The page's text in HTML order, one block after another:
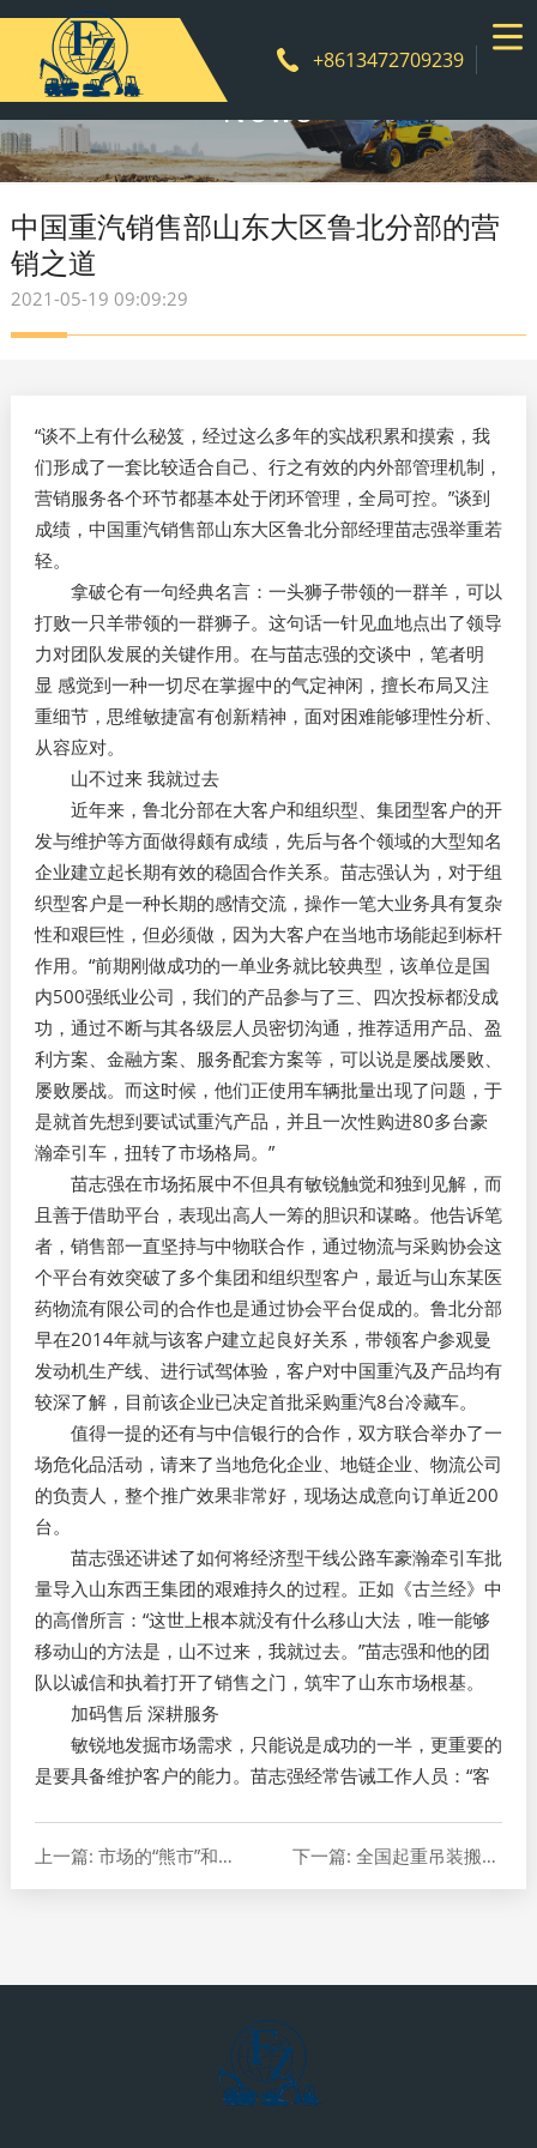
+8613472709239
News
中国重汽销售部山东大区鲁北分部的营
销之道
2021-05-19 09:09:29
“谈不上有什么秘笈，经过这么多年的实战积累和摸索，我
们形成了一套比较适合自己、行之有效的内外部管理机制，
营销服务各个环节都基本处于闭环管理，全局可控。”谈到
成绩，中国重汽销售部山东大区鲁北分部经理苗志强举重若
轻。
拿破仑有一句经典名言：一头狮子带领的一群羊，可以
打败一只羊带领的一群狮子。这句话一针见血地点出了领导
力对团队发展的关键作用。在与苗志强的交谈中，笔者明
显 感觉到一种一切尽在掌握中的气定神闲，擅长布局又注
重细节，思维敏捷富有创新精神，面对困难能够理性分析、
从容应对。
山不过来 我就过去
近年来，鲁北分部在大客户和组织型、集团型客户的开
发与维护等方面做得颇有成绩，先后与各个领域的大型知名
企业建立起长期有效的稳固合作关系。苗志强认为，对于组
织型客户是一种长期的感情交流，操作一笔大业务具有复杂
性和艰巨性，但必须做，因为大客户在当地市场能起到标杆
作用。“前期刚做成功的一单业务就比较典型，该单位是国
内500强纸业公司，我们的产品参与了三、四次投标都没成
功，通过不断与其各级层人员密切沟通，推荐适用产品、盈
利方案、金融方案、服务配套方案等，可以说是屡战屡败、
屡败屡战。而这时候，他们正使用车辆批量出现了问题，于
是就首先想到要试试重汽产品，并且一次性购进80多台豪
瀚牵引车，扭转了市场格局。”
苗志强在市场拓展中不但具有敏锐触觉和独到见解，而
且善于借助平台，表现出高人一筹的胆识和谋略。他告诉笔
者，销售部一直坚持与中物联合作，通过物流与采购协会这
个平台有效突破了多个集团和组织型客户，最近与山东某医
药物流有限公司的合作也是通过协会平台促成的。鲁北分部
早在2014年就与该客户建立起良好关系，带领客户参观曼
发动机生产线、进行试驾体验，客户对中国重汽及产品均有
较深了解，目前该企业已决定首批采购重汽8台冷藏车。
值得一提的还有与中信银行的合作，双方联合举办了一
场危化品活动，请来了当地危化企业、地链企业、物流公司
的负责人，整个推广效果非常好，现场达成意向订单近200
台。
苗志强还讲述了如何将经济型干线公路车豪瀚牵引车批
量导入山东西王集团的艰难持久的过程。正如《古兰经》中
的高僧所言：“这世上根本就没有什么移山大法，唯一能够
移动山的方法是，山不过来，我就过去。”苗志强和他的团
队以诚信和执着打开了销售之门，筑牢了山东市场根基。
加码售后 深耕服务
敏锐地发掘市场需求，只能说是成功的一半，更重要的
是要具备维护客户的能力。苗志强经常告诫工作人员：“客
上一篇: 市场的“熊市”和质量的“牛市” 下一篇: 全国起重吊装搬运行业顶级盛事在十堰举行